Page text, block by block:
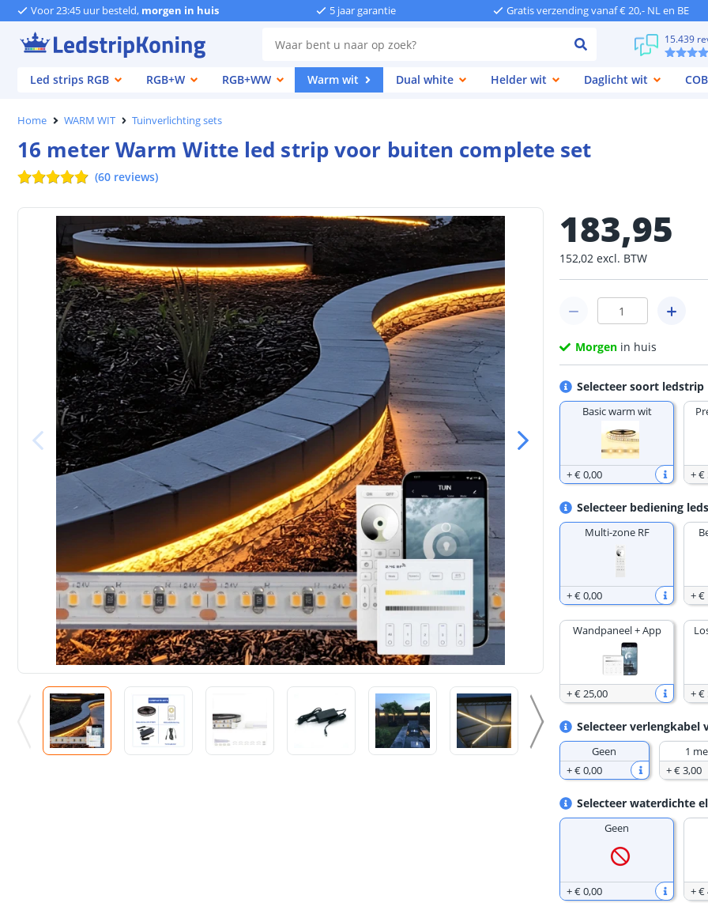
Voor 23:45 uur besteld, morgen in huis 5 jaar garantie Gratis verzending vanaf € 20,- NL en BE
15.439
Led strips RGB
RGB+W RGB+WW Warm wit Dual white Helder wit Daglicht wit COB
Home WARM WIT Tuinverlichting sets
16 meter Warm Witte led strip voor buiten complete set
(60 reviews)
183,95
152,02 excl. BTW
Morgen in huis
Selecteer soort ledstrip
Basic warm wit
+€ 0,00 +€
Selecteer bediening
Multi-zone RF
+€ 0,00 +€
Wandpaneel + App
+€ 25,00 +€
Selecteer verlengkabel
Geen
+€ 0,00
1
+€ 3,00
Selecteer waterdichte
Geen
+€ 0,00 +€